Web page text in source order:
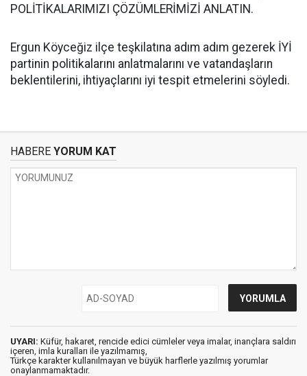
POLİTİKALARIMIZI ÇÖZÜMLERİMİZİ ANLATIN.
Ergun Köyceğiz ilçe teşkilatına adım adım gezerek İYİ
partinin politikalarını anlatmalarını ve vatandaşların
beklentilerini, ihtiyaçlarını iyi tespit etmelerini söyledi.
HABERE YORUM KAT
UYARI: Küfür, hakaret, rencide edici cümleler veya imalar, inançlara saldırı
içeren, imla kuralları ile yazılmamış,
Türkçe karakter kullanılmayan ve büyük harflerle yazılmış yorumlar
onaylanmamaktadır.